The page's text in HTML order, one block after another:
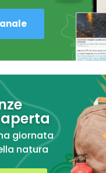
giornata
natura